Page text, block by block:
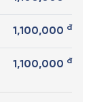
1,100,000 đ
1,100,000 đ